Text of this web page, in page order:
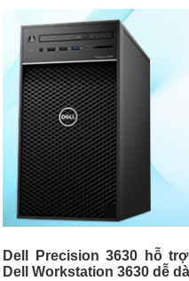
Dell Precision 3630 hỗ
Dell Workstation 3630 dễ